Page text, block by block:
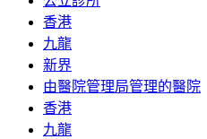
香港
九龍
新界
由醫院管理局管理的醫院
香港
九龍